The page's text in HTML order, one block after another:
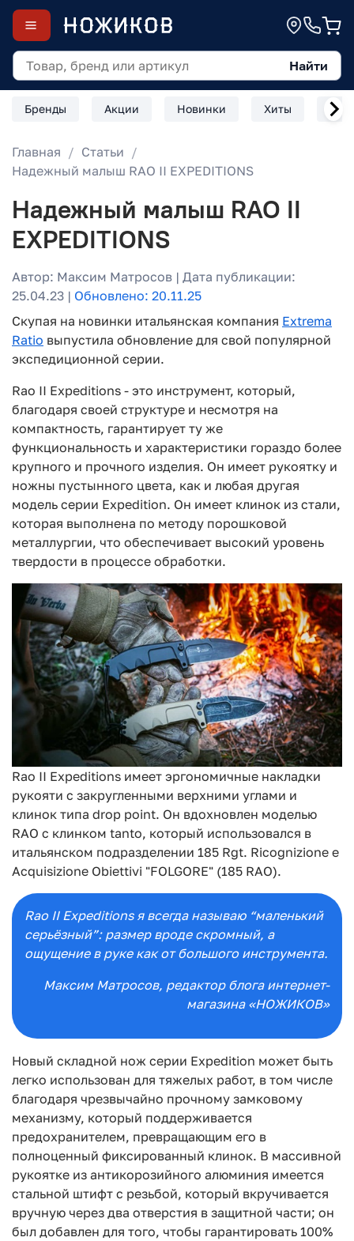
Найти
Бренды Акции Новинки Хиты
Главная
Статьи
Надежный малыш RAO II EXPEDITIONS
Надежный малыш RAO II
EXPEDITIONS
Автор: Максим Матросов | Дата публикации:
25.04.23 | Обновлено: 20.11.25
Скупая на новинки итальянская компания Extrema
Ratio выпустила обновление для свой популярной
экспедиционной серии.
Rao II Expeditions - это инструмент, который,
благодаря своей структуре и несмотря на
компактность, гарантирует ту же
функциональность и характеристики гораздо более
крупного и прочного изделия. Он имеет рукоятку и
ножны пустынного цвета, как и любая другая
модель серии Expedition. Он имеет клинок из стали,
которая выполнена по методу порошковой
металлургии, что обеспечивает высокий уровень
твердости в процессе обработки.
Rao II Expeditions имеет эргономичные накладки
рукояти с закругленными верхними углами и
клинок типа drop point. Он вдохновлен моделью
RAO с клинком tanto, который использовался в
итальянском подразделении 185 Rgt. Ricognizione e
Acquisizione Obiettivi "FOLGORE" (185 RAO).
Rao II Expeditions я всегда называю “маленький
серьёзный”: размер вроде скромный, а
ощущение в руке как от большого инструмента.
Максим Матросов, редактор блога интернет-
магазина «НОЖИКОВ»
Новый складной нож серии Expedition может быть
легко использован для тяжелых работ, в том числе
благодаря чрезвычайно прочному замковому
механизму, который поддерживается
предохранителем, превращающим его в
полноценный фиксированный клинок. В массивной
рукоятке из антикорозийного алюминия имеется
стальной штифт с резьбой, который вкручивается
вручную через два отверстия в защитной части; он
был добавлен для того, чтобы гарантировать 100%